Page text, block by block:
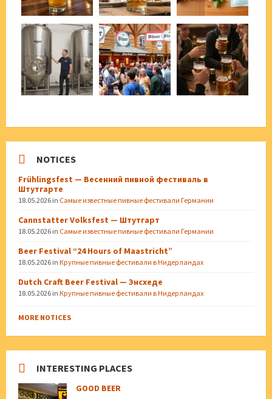
NOTICES
Frühlingsfest — Весенний пивной фестиваль в
Штутгарте
18.05.2026 in Самые известные пивные фестивали Германии
Cannstatter Volksfest — Штутгарт
18.05.2026 in Самые известные пивные фестивали Германии
Beer Festival “24 Hours of Maastricht”
18.05.2026 in Крупные пивные фестивали в Нидерландах
Dutch Craft Beer Festival — Энсхеде
18.05.2026 in Крупные пивные фестивали в Нидерландах
MORE NOTICES
INTERESTING PLACES
GOOD BEER